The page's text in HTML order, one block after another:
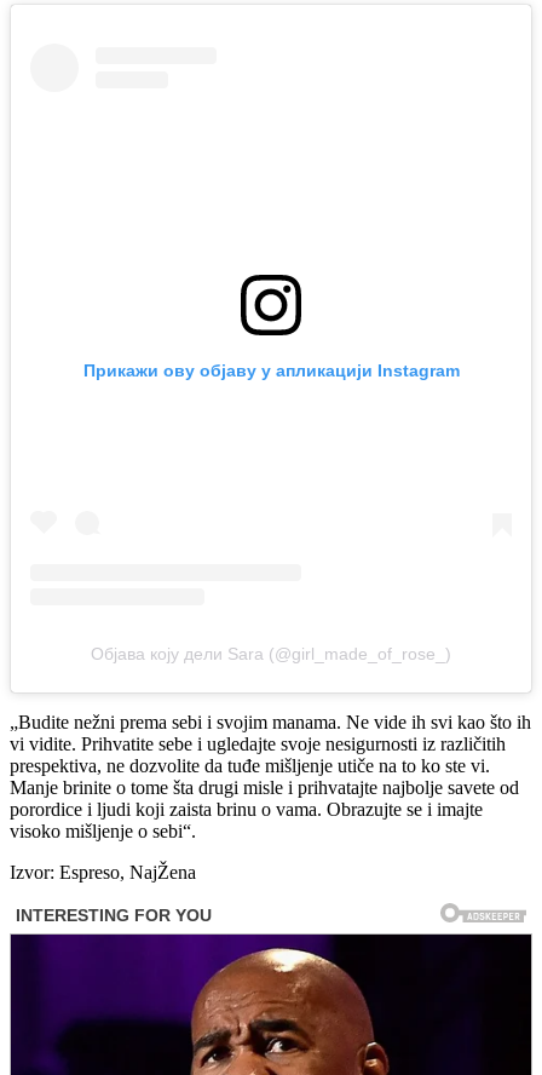
Прикажи ову објаву у апликацији Instagram
Објава коју дели Sara (@girl_made_of_rose_)
„Budite nežni prema sebi i svojim manama. Ne vide ih svi kao što ih
vi vidite. Prihvatite sebe i ugledajte svoje nesigurnosti iz različitih
prespektiva, ne dozvolite da tuđe mišljenje utiče na to ko ste vi.
Manje brinite o tome šta drugi misle i prihvatajte najbolje savete od
porordice i ljudi koji zaista brinu o vama. Obrazujte se i imajte
visoko mišljenje o sebi“.
Izvor: Espreso, NajŽena